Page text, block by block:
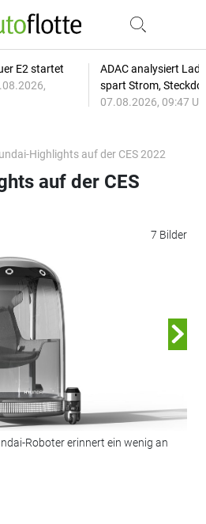
E2 startet
ADAC analysiert
spart Strom,
07.08.2026, 09:47
Highlights auf der CES 2022
7 Bilder
auf der CES
Roboter erinnert ein wenig an